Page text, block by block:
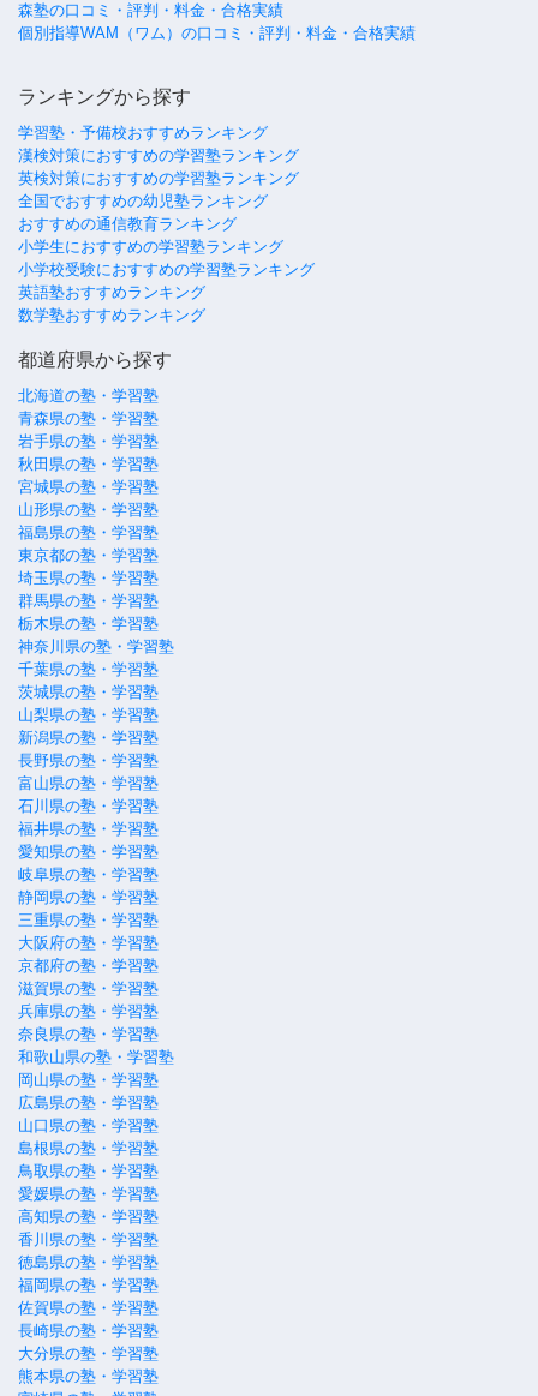
森塾の口コミ・評判・料金・合格実績
個別指導WAM（ワム）の口コミ・評判・料金・合格実績
ランキングから探す
学習塾・予備校おすすめランキング
漢検対策におすすめの学習塾ランキング
英検対策におすすめの学習塾ランキング
全国でおすすめの幼児塾ランキング
おすすめの通信教育ランキング
小学生におすすめの学習塾ランキング
小学校受験におすすめの学習塾ランキング
英語塾おすすめランキング
数学塾おすすめランキング
都道府県から探す
北海道の塾・学習塾
青森県の塾・学習塾
岩手県の塾・学習塾
秋田県の塾・学習塾
宮城県の塾・学習塾
山形県の塾・学習塾
福島県の塾・学習塾
東京都の塾・学習塾
埼玉県の塾・学習塾
群馬県の塾・学習塾
栃木県の塾・学習塾
神奈川県の塾・学習塾
千葉県の塾・学習塾
茨城県の塾・学習塾
山梨県の塾・学習塾
新潟県の塾・学習塾
長野県の塾・学習塾
富山県の塾・学習塾
石川県の塾・学習塾
福井県の塾・学習塾
愛知県の塾・学習塾
岐阜県の塾・学習塾
静岡県の塾・学習塾
三重県の塾・学習塾
大阪府の塾・学習塾
京都府の塾・学習塾
滋賀県の塾・学習塾
兵庫県の塾・学習塾
奈良県の塾・学習塾
和歌山県の塾・学習塾
岡山県の塾・学習塾
広島県の塾・学習塾
山口県の塾・学習塾
島根県の塾・学習塾
鳥取県の塾・学習塾
愛媛県の塾・学習塾
高知県の塾・学習塾
香川県の塾・学習塾
徳島県の塾・学習塾
福岡県の塾・学習塾
佐賀県の塾・学習塾
長崎県の塾・学習塾
大分県の塾・学習塾
熊本県の塾・学習塾